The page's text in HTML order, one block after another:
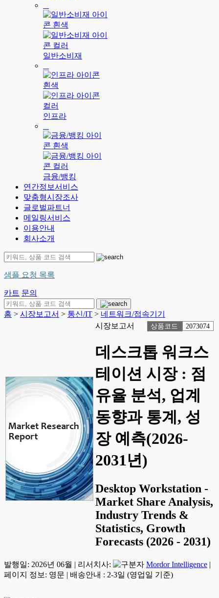
일반소비재
인프라
금융/뱅킹
연간정보서비스
맞춤형시장조사
글로벌파트너
메일링서비스
이용안내
회사소개
샘플 요청 목록
카트 문의
홈 > 시장보고서 > 통신/IT > 네트워크/접속기기
시장보고서
상품코드 2073074
데스크톱 워크스
테이션 시장 : 점
유율 분석, 업계
동향과 통계, 성
장 예측(2026-
2031년)
Desktop Workstation -
Market Share Analysis,
Industry Trends &
Statistics, Growth
Forecasts (2026 - 2031)
발행일: 2026년 06월 | 리서치사: Mordor Intelligence |
페이지 정보: 영문 | 배송안내 : 2-3일 (영업일 기준)